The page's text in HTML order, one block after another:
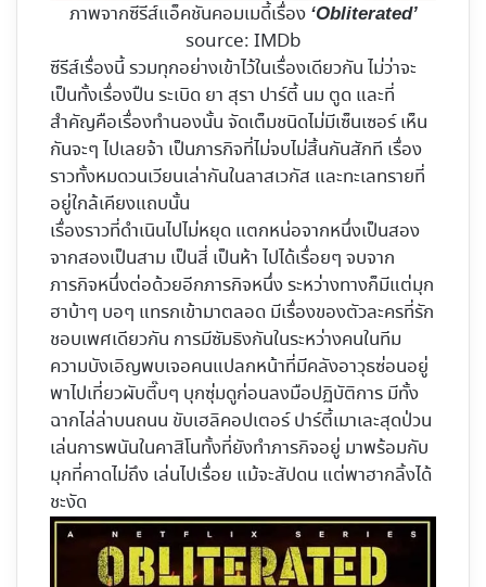
ภาพจากซีรีส์แอ็คชันคอมเมดี้เรื่อง ‘Obliterated’
source: IMDb
ซีรีส์เรื่องนี้ รวมทุกอย่างเข้าไว้ในเรื่องเดียวกัน ไม่ว่าจะ
เป็นทั้งเรื่องปืน ระเบิด ยา สุรา ปาร์ตี้ นม ตูด และที่
สำคัญคือเรื่องทำนองนั้น จัดเต็มชนิดไม่มีเซ็นเซอร์ เห็น
กันจะๆ ไปเลยจ้า เป็นภารกิจที่ไม่จบไม่สิ้นกันสักที เรื่อง
ราวทั้งหมดวนเวียนเล่ากันในลาสเวกัส และทะเลทรายที่
อยู่ใกล้เคียงแถบนั้น
เรื่องราวที่ดำเนินไปไม่หยุด แตกหน่อจากหนึ่งเป็นสอง
จากสองเป็นสาม เป็นสี่ เป็นห้า ไปได้เรื่อยๆ จบจาก
ภารกิจหนึ่งต่อด้วยอีกภารกิจหนึ่ง ระหว่างทางก็มีแต่มุก
ฮาบ้าๆ บอๆ แทรกเข้ามาตลอด มีเรื่องของตัวละครที่รัก
ชอบเพศเดียวกัน การมีซัมธิงกันในระหว่างคนในทีม
ความบังเอิญพบเจอคนแปลกหน้าที่มีคลังอาวุธซ่อนอยู่
พาไปเที่ยวผับตี๊บๆ บุกซุ่มดูก่อนลงมือปฏิบัติการ มีทั้ง
ฉากไล่ล่าบนถนน ขับเฮลิคอปเตอร์ ปาร์ตี้เมาเละสุดป่วน
เล่นการพนันในคาสิโนทั้งที่ยังทำภารกิจอยู่ มาพร้อมกับ
มุกที่คาดไม่ถึง เล่นไปเรื่อย แม้จะสัปดน แต่พาฮากลิ้งได้
ชะงัด